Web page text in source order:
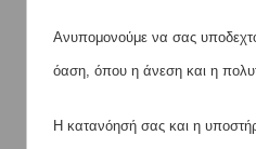
Δωμάτια για μη καπνίζοντες
Θέρμανση
Ανυπομονούμε να σας
όαση, όπου η άνεση και η
Η κατανόησή σας και η